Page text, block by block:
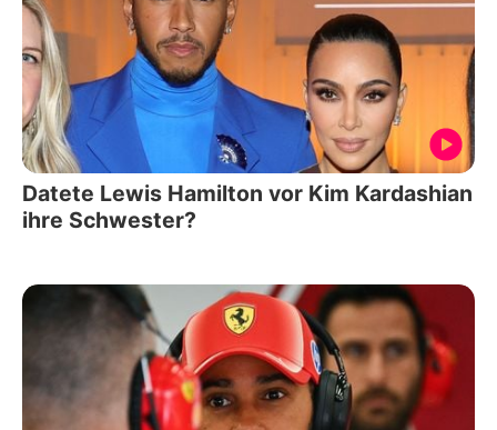
Datete Lewis Hamilton vor Kim Kardashian
ihre Schwester?